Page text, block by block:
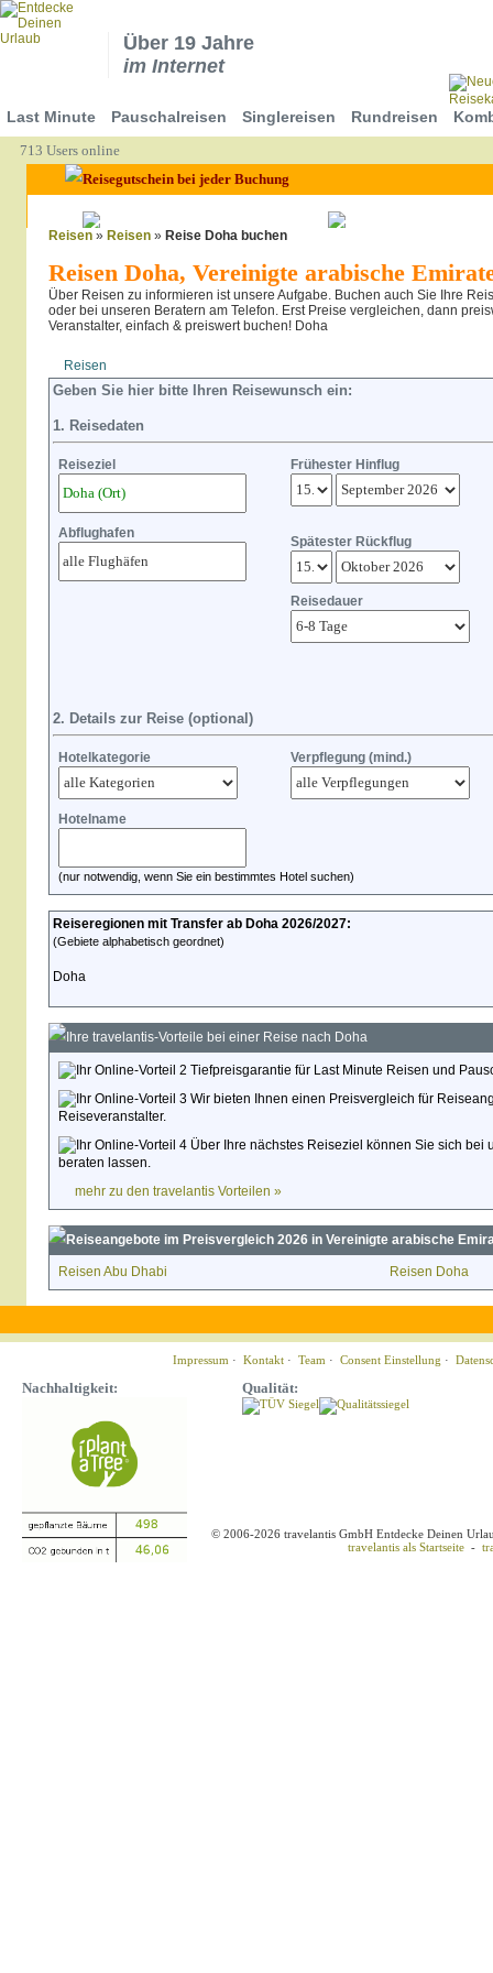
Über 19 Jahre
im Internet
Last Minute Pauschalreisen Singlereisen Rundreisen
713 Users online
Reisen » Reisen » Reise Doha buchen
Reisen Doha, Vereinigte arabische
Über Reisen zu informieren ist unsere Aufgabe. Buchen auch Sie Ihre
oder bei unseren Beratern am Telefon. Erst Preise vergleichen, dann
Veranstalter, einfach & preiswert buchen! Doha
Reisen
Geben Sie hier bitte Ihren Reisewunsch ein:
1. Reisedaten
Reiseziel Frühester Hinflug
Abflughafen
Spätester Rückflug
Reisedauer
2. Details zur Reise (optional)
Hotelkategorie Verpflegung (mind.)
Hotelname
(nur notwendig, wenn Sie ein bestimmtes Hotel suchen)
Reiseregionen mit Transfer ab Doha 2026/2027:
(Gebiete alphabetisch geordnet)
Doha
Ihre travelantis-Vorteile bei einer Reise nach Doha
Tiefpreisgarantie für Last Minute Reisen und
Wir bieten Ihnen einen Preisvergleich für
Reiseveranstalter.
Über Ihre nächstes Reiseziel können Sie sich bei
beraten lassen.
mehr zu den travelantis Vorteilen »
Reiseangebote im Preisvergleich 2026 in Vereinigte arabische
Reisen Abu Dhabi Reisen Doha
Impressum · Kontakt · Team · Consent Einstellung ·
Nachhaltigkeit: Qualität:
© 2006-2026 travelantis GmbH Entdecke Deinen
travelantis als Startseite -